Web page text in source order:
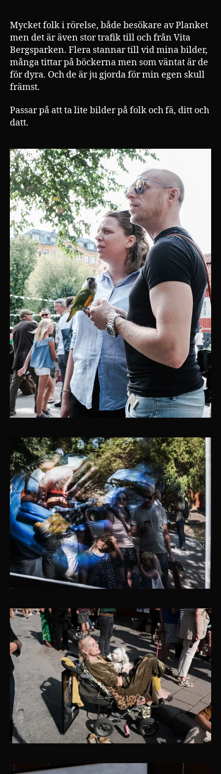
Mycket folk i rörelse, både besökare av Planket
men det är även stor trafik till och från Vita
Bergsparken. Flera stannar till vid mina bilder,
många tittar på böckerna men som väntat är de
för dyra. Och de är ju gjorda för min egen skull
främst.
Passar på att ta lite bilder på folk och fä, ditt och
datt.